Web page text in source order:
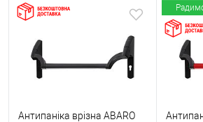
Антипаніка врізна ABARO